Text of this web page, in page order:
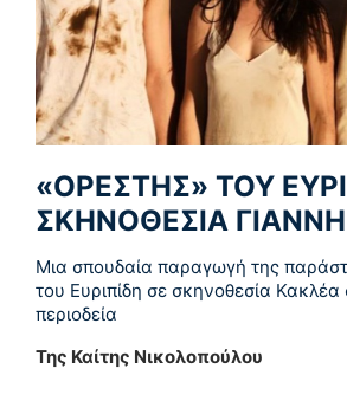
«ΟΡΕΣΤΗΣ» ΤΟΥ
ΣΚΗΝΟΘΕΣΙΑ
Μια σπουδαία παραγωγή της
του Ευριπίδη σε σκηνοθεσία
περιοδεία
Της Καίτης Νικολοπούλου